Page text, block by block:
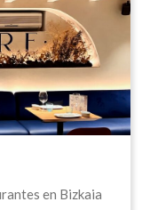
en Bizkaia